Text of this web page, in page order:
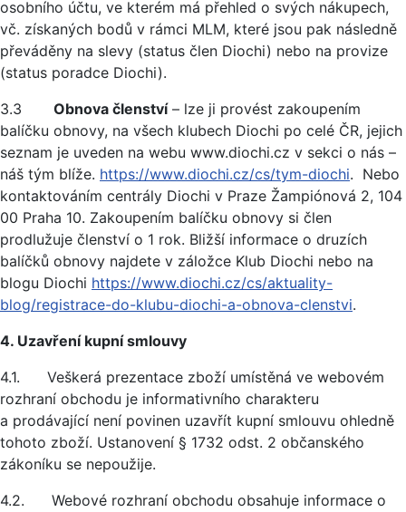
osobního účtu, ve kterém má přehled o svých nákupech,
vč. získaných bodů v rámci MLM, které jsou pak následně
převáděny na slevy (status člen Diochi) nebo na provize
(status poradce Diochi).
3.3 Obnova členství– lze ji provést zakoupením
balíčku obnovy, na všech klubech Diochi po celé ČR, jejich
seznam je uveden na webu www.diochi.cz v sekci o nás –
náš tým blíže. https://www.diochi.cz/cs/tym-diochi. Nebo
kontaktováním centrály Diochi v Praze Žampiónová 2, 104
00 Praha 10. Zakoupením balíčku obnovy si člen
prodlužuje členství o 1 rok. Bližší informace o druzích
balíčků obnovy najdete v záložce Klub Diochi nebo na
blogu Diochi https://www.diochi.cz/cs/aktuality-
blog/registrace-do-klubu-diochi-a-obnova-clenstvi.
4. Uzavření kupní smlouvy
4.1. Veškerá prezentace zboží umístěná ve webovém
rozhraní obchodu je informativního charakteru
a prodávající není povinen uzavřít kupní smlouvu ohledně
tohoto zboží. Ustanovení § 1732 odst. 2 občanského
zákoníku se nepoužije.
4.2. Webové rozhraní obchodu obsahuje informace o